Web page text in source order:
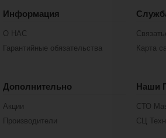
Информация
О НАС
Гарантийные обязательства
Карта
Дополнительно
Акции
Производители
Наши
СТО
СЦ